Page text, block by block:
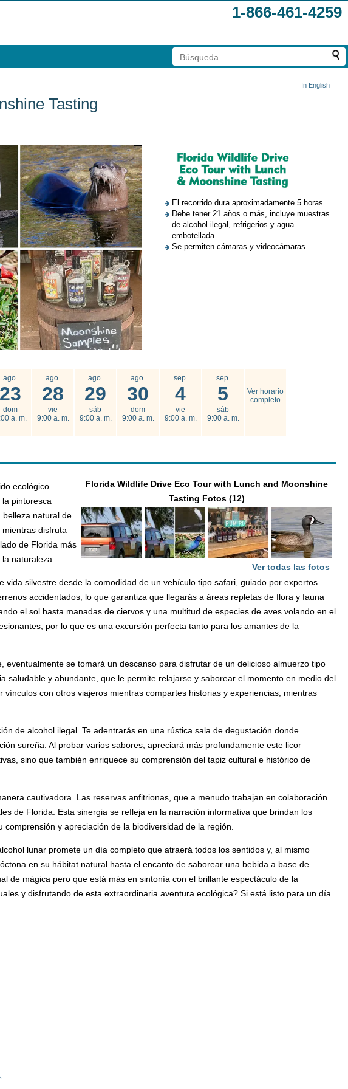
1-866-461-4259
In English
Tasting
El recorrido dura aproximadamente 5 horas.
Debe tener 21 años o más, incluye muestras
de alcohol ilegal, refrigerios y agua
embotellada.
Se permiten cámaras y videocámaras
ago.
23
dom
a. m.
ago.
28
vie
9:00 a. m.
ago.
29
sáb
9:00 a. m.
ago.
30
dom
9:00 a. m.
sep.
4
vie
9:00 a. m.
sep.
5
sáb
9:00 a. m.
Ver horario
completo
Florida Wildlife Drive Eco Tour with Lunch and Moonshine
Tasting Fotos (12)
Ver todas las fotos
ecológico
pintoresca
natural de
disfruta
de Florida más
naturaleza.
silvestre desde la comodidad de un vehículo tipo safari, guiado por expertos
accidentados, lo que garantiza que llegarás a áreas repletas de flora y fauna
el sol hasta manadas de ciervos y una multitud de especies de aves volando en el
por lo que es una excursión perfecta tanto para los amantes de la
se tomará un descanso para disfrutar de un delicioso almuerzo tipo
y abundante, que le permite relajarse y saborear el momento en medio del
con otros viajeros mientras compartes historias y experiencias, mientras
de alcohol ilegal. Te adentrarás en una rústica sala de degustación donde
sureña. Al probar varios sabores, apreciará más profundamente este licor
sino que también enriquece su comprensión del tapiz cultural e histórico de
cautivadora. Las reservas anfitrionas, que a menudo trabajan en colaboración
de Florida. Esta sinergia se refleja en la narración informativa que brindan los
y apreciación de la biodiversidad de la región.
lunar promete un día completo que atraerá todos los sentidos y, al mismo
en su hábitat natural hasta el encanto de saborear una bebida a base de
de mágica pero que está más en sintonía con el brillante espectáculo de la
y disfrutando de esta extraordinaria aventura ecológica? Si está listo para un día